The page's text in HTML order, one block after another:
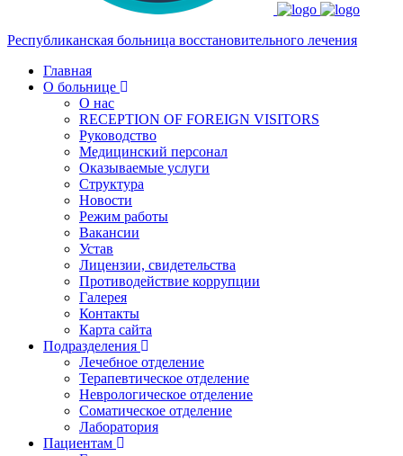
Республиканская больница восстановительного лечения
Главная
О больнице
О нас
RECEPTION OF FOREIGN VISITORS
Руководство
Медицинский персонал
Оказываемые услуги
Структура
Новости
Режим работы
Вакансии
Устав
Лицензии, свидетельства
Противодействие коррупции
Галерея
Контакты
Карта сайта
Подразделения
Лечебное отделение
Терапевтическое отделение
Неврологическое отделение
Соматическое отделение
Лаборатория
Пациентам